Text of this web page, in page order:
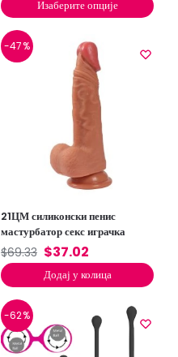
Изаберите опције
-47%
21ЦМ силиконски пенис
мастурбатор секс играчка
$69.33 $37.02
Додај у колица
-62%